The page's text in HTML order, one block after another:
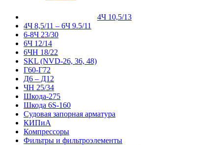
4Ч 10,5/13
4Ч 8,5/11 – 6Ч 9.5/11
6-8Ч 23/30
6Ч 12/14
6ЧН 18/22
SKL (NVD-26, 36, 48)
Г60-Г72
Д6 – Д12
ЧН 25/34
Шкода-275
Шкода 6S-160
Судовая запорная арматура
КИПиА
Компрессоры
Фильтры и фильтроэлементы